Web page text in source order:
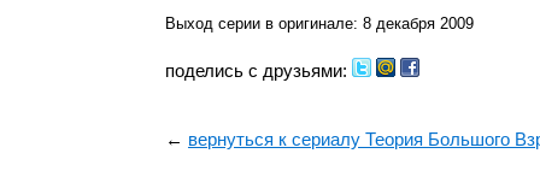
Выход серии в оригинале: 8 декабря 2009
поделись с друзьями:
← вернуться к сериалу Теория Большого